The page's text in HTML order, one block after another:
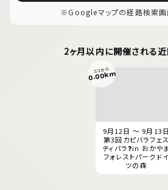
※Googleマップの経路検索画
2ヶ月以内に開催される近
9月12日 ～ 9月13日
第3回カピバラフェス
ティバラ❓in おかやま
フォレストパークドイ
ツの森
ココから
0.00km